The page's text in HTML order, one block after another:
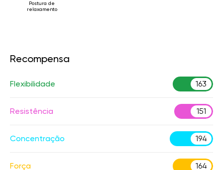
Postura de
relaxamento
Recompensa
Flexibilidade 163
Resistência 151
Concentração 194
Força 164